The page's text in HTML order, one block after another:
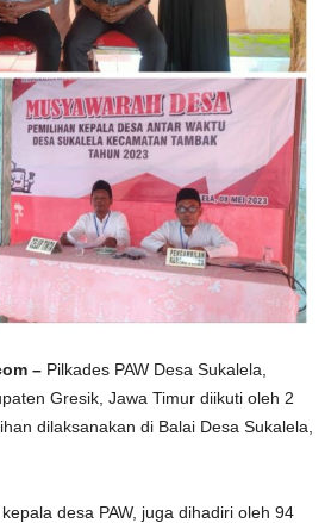
– Pilkades PAW Desa Sukalela,
Gresik, Jawa Timur diikuti oleh 2
dilaksanakan di Balai Desa Sukalela,
desa PAW, juga dihadiri oleh 94